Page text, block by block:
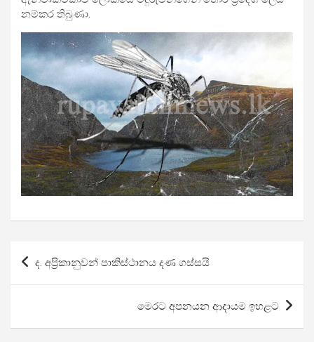
නම්කර තිබුණා.
Post
navigation
ද. අප්‍රිකානුවන් පාකිස්ථානය දණ ගස්සයි
මෙරට අපනයන ආදායම ඉහළට